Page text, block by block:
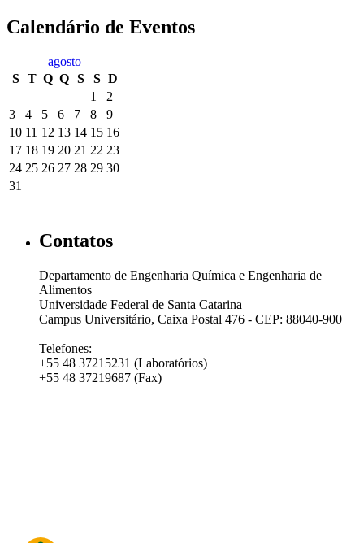
Calendário de Eventos
agosto
S
T Q Q S S D
1
2
3
4 5 6 7 8
9
10 11 12 13 14 15 16
17 18 19 20 21 22 23
24 25 26 27 28 29 30
31
Contatos
Departamento de Engenharia Química e Engenharia de
Alimentos
Universidade Federal de Santa Catarina
Campus Universitário, Caixa Postal 476 - CEP: 88040-900
Telefones:
+55 48 37215231 (Laboratórios)
+55 48 37219687 (Fax)